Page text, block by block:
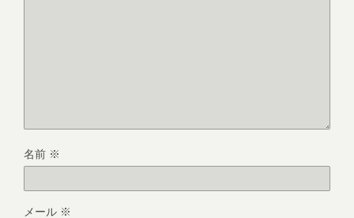
名前 ※
メール ※